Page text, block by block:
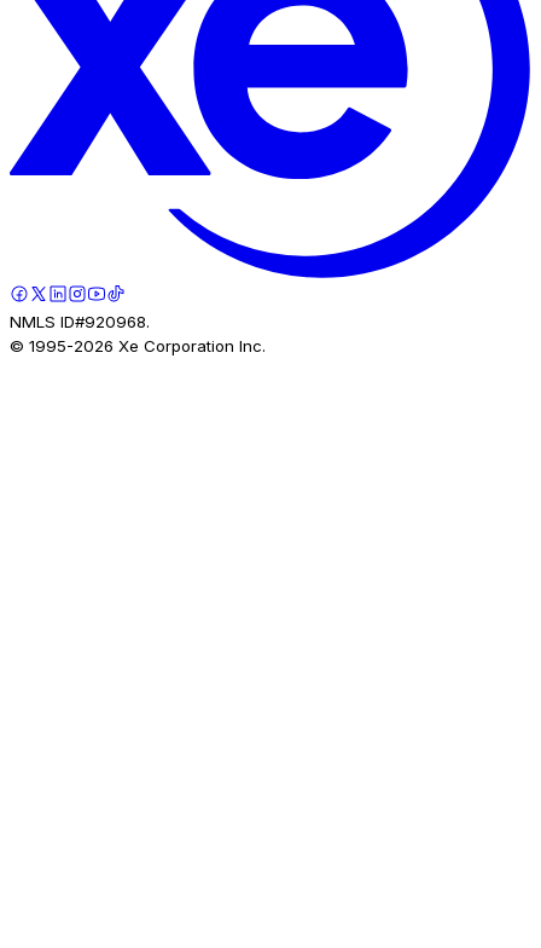
NMLS ID#920968.
© 1995-2026 Xe Corporation Inc.